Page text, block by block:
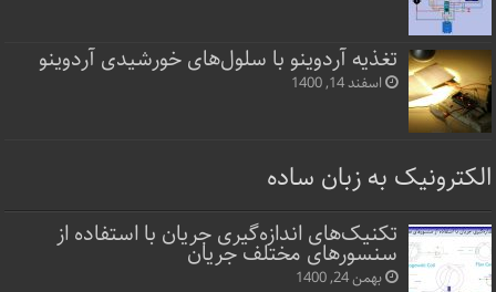
تغذیه آردوینو با سلول‌های خورشیدی آردوینو
اسفند 14, 1400
الکترونیک به زبان ساده
تکنیک‌های اندازه‌گیری جریان با استفاده از
سنسورهای مختلف جریان
بهمن 24, 1400